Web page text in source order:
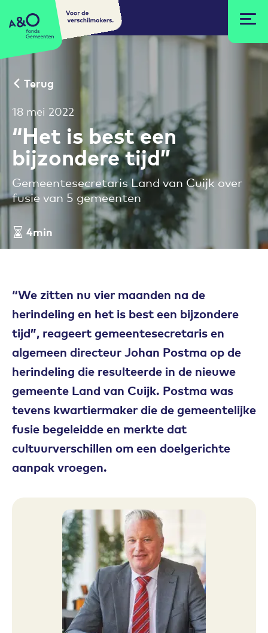
A&O fonds Gemeenten
Voor de
verschilmakers.
Terug
18 mei 2022
“Het is best een
bijzondere tijd”
Gemeentesecretaris Land van Cuijk over
fusie van 5 gemeenten
Leestijd artikel
4min
“We zitten nu vier maanden na de
herindeling en het is best een bijzondere
tijd”, reageert gemeentesecretaris en
algemeen directeur Johan Postma op de
herindeling die resulteerde in de nieuwe
gemeente Land van Cuijk. Postma was
tevens kwartiermaker die de gemeentelijke
fusie begeleidde en merkte dat
cultuurverschillen om een doelgerichte
aanpak vroegen.